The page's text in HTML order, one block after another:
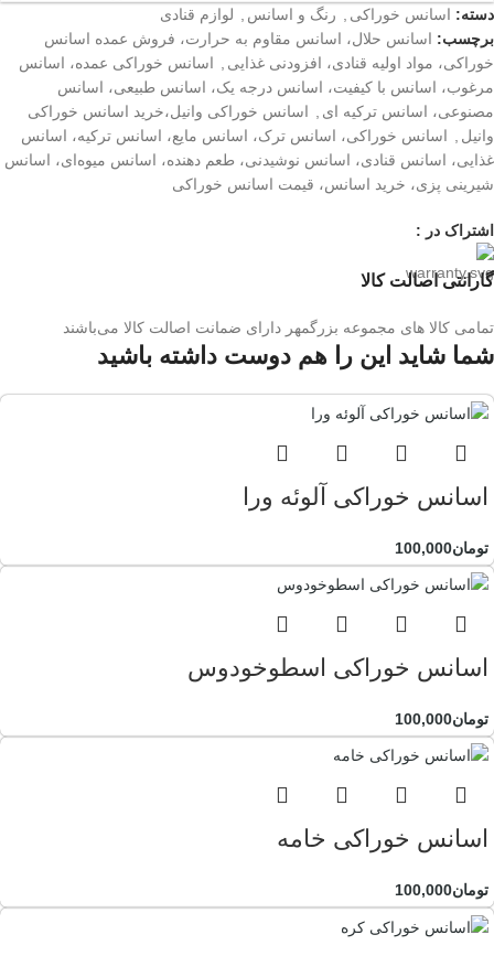
دسته: اسانس خوراکی رنگ و اسانس
لوازم قنادی
برچسب: اسانس حلال، اسانس مقاوم به حرارت، فروش عمده اسانس
خوراکی، مواد اولیه قنادی، افزودنی غذایی
اسانس خوراکی عمده، اسانس
مرغوب، اسانس با کیفیت، اسانس درجه یک، اسانس طبیعی، اسانس
مصنوعی، اسانس ترکیه ای
اسانس خوراکی وانیل،خرید اسانس خوراکی
وانیل
اسانس خوراکی، اسانس ترک، اسانس مایع، اسانس ترکیه، اسانس
غذایی، اسانس قنادی، اسانس نوشیدنی، طعم دهنده، اسانس میوه‌ای، اسانس
شیرینی پزی، خرید اسانس، قیمت اسانس خوراکی
اشتراک در :
گارانتی اصالت کالا
تمامی کالا های مجموعه بزرگمهر دارای ضمانت اصالت کالا می‌باشند
شما شاید این را هم دوست داشته باشید
اسانس خوراکی آلوئه ورا
تومان100,000
اسانس خوراکی اسطوخودوس
تومان100,000
اسانس خوراکی خامه
تومان100,000